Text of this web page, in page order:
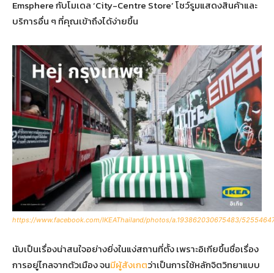
Emsphere กับโมเดล ‘City-Centre Store’ โชว์รูมแสดงสินค้าและ
บริการอื่น ๆ ที่คุณเข้าถึงได้ง่ายขึ้น
https://www.facebook.com/IKEAThailand/photos/a.193862030675483/
นับเป็นเรื่องน่าสนใจอย่างยิ่งในแง่สถานที่ตั้ง เพราะอิเกียขึ้นชื่อเรื่อง
การอยู่ไกลจากตัวเมือง จนมีผู้สังเกตว่าเป็นการใช้หลักจิตวิทยาแบบ